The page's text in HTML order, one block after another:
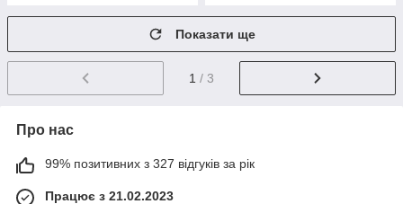
Показати ще
1 / 3
Про нас
99% позитивних з 327 відгуків за рік
Працює з 21.02.2023